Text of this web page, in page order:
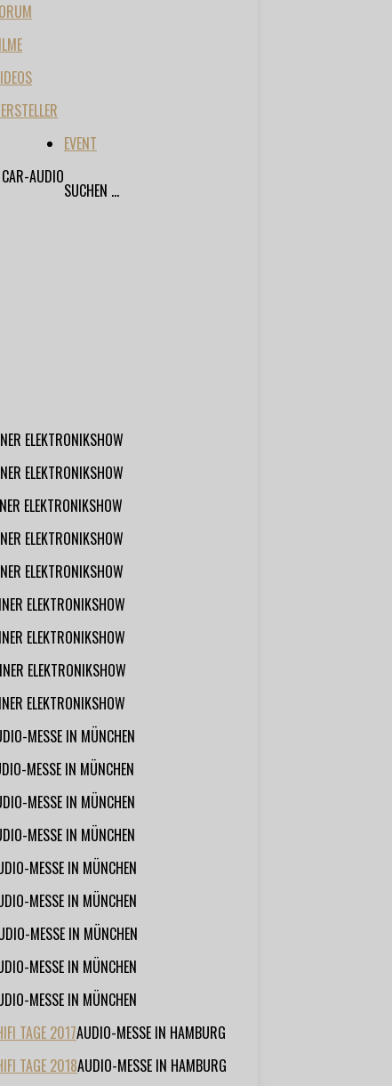
AUDIO
EVENT
ELEKTRONIKSHOW
ELEKTRONIKSHOW
ELEKTRONIKSHOW
ELEKTRONIKSHOW
ELEKTRONIKSHOW
ELEKTRONIKSHOW
ELEKTRONIKSHOW
ELEKTRONIKSHOW
ELEKTRONIKSHOW
MESSE IN MÜNCHEN
MESSE IN MÜNCHEN
MESSE IN MÜNCHEN
MESSE IN MÜNCHEN
MESSE IN MÜNCHEN
MESSE IN MÜNCHEN
MESSE IN MÜNCHEN
MESSE IN MÜNCHEN
MESSE IN MÜNCHEN
TAGE 2017AUDIO-MESSE IN HAMBURG
TAGE 2018AUDIO-MESSE IN HAMBURG
SUCHEN ...